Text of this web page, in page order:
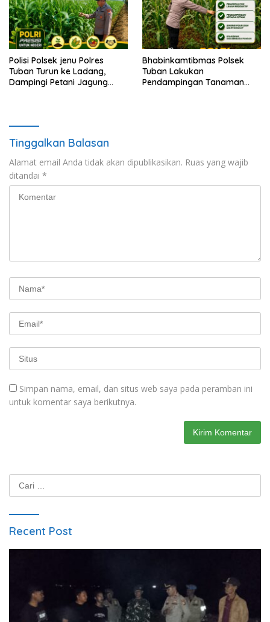
Polisi Polsek jenu Polres
Tuban Turun ke Ladang,
Dampingi Petani Jagung
Bhabinkamtibmas Polsek
Tuban Lakukan
Pendampingan Tanaman
Tinggalkan Balasan
Alamat email Anda tidak akan dipublikasikan. Ruas yang wajib
ditandai *
Simpan nama, email, dan situs web saya pada peramban ini
untuk komentar saya berikutnya.
Cari
untuk:
Recent Post